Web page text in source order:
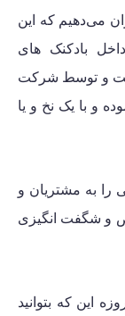
می‌دهیم که این
بادکنک های
و توسط شرکت
و با یک نخ و یا
را به مشتریان و
و شگفت انگیزی
این که بتوانید